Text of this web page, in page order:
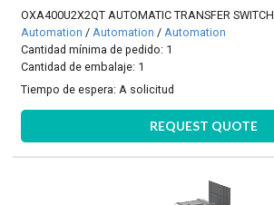
OXA400U2X2QT AUTOMATIC TRANSFER SWITCH
Automation /Automation /Automation
Cantidad mínima de pedido: 1
Cantidad de embalaje: 1
Tiempo de espera:A solicitud
REQUEST QUOTE